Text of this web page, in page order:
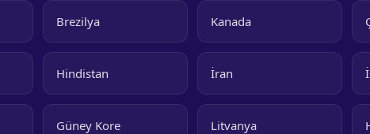
Brezilya Kanada
Hindistan İran
Güney Kore Litvanya